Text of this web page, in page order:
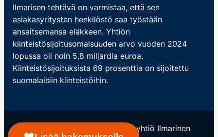
Ilmarisen tehtävä on varmistaa, että sen
asiakasyritysten henkilöstö saa työstään
ansaitsemansa eläkkeen. Yhtiön
kiinteistösijoitusomaisuuden arvo vuoden 2024
lopussa oli noin 5,8 miljardia euroa.
Kiinteistösijoituksista 69 prosenttia on sijoitettu
suomalaisiin kiinteistöihin.
© Keskinäinen Eläkevakuutusyhtiö Ilmarinen